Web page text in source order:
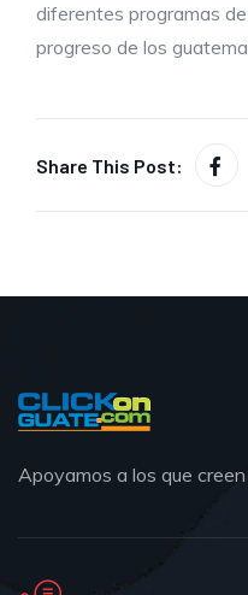
diferentes programas
progreso de los
Share This Post:
Apoyamos a los que